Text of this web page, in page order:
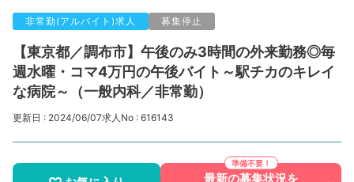
非常勤(アルバイト)求人 募集停止
【東京都／調布市】午後のみ3時間の外来勤務◎毎
週水曜・コマ4万円の午後バイト～駅チカのキレイ
な病院～（一般内科／非常勤）
更新日 : 2024/06/07求人No : 616143
最新の募集状況を